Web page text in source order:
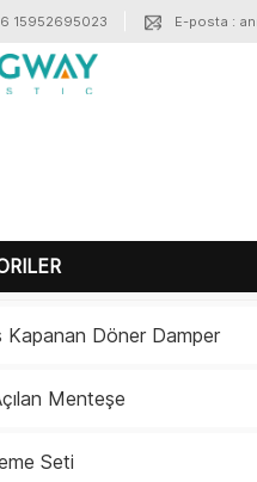
15952695023 E-posta :
Kapanan Döner Damper
Menteşe
Seti